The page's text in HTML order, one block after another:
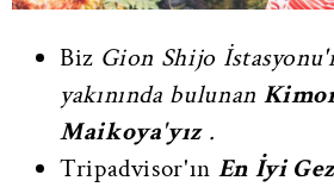
Biz Gion Shijo
yakınında bulunan
Maikoya'yız.
Tripadvisor'ın En İyi